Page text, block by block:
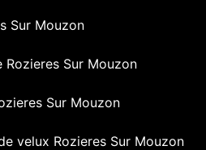
Sur Mouzon
Sur Mouzon
Sur Mouzon
velux Rozieres Sur Mouzon